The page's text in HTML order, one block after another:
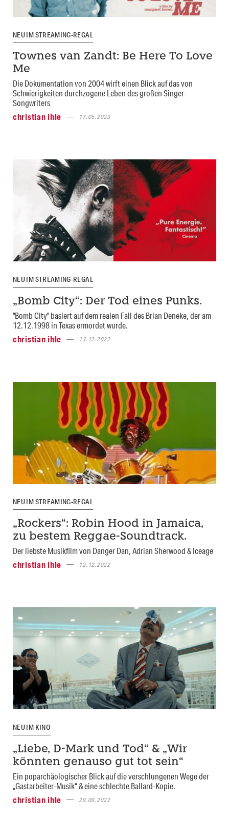
NEU IM STREAMING-REGAL
Townes van Zandt: Be Here To Love
Me
Die Dokumentation von 2004 wirft einen Blick auf das von
Schwierigkeiten durchzogene Leben des großen Singer-
Songwriters
christian ihle
17.05.2023
NEU IM STREAMING-REGAL
„Bomb City“: Der Tod eines Punks.
"Bomb City" basiert auf dem realen Fall des Brian Deneke, der am
12.12.1998 in Texas ermordet wurde.
christian ihle
13.12.2022
NEU IM STREAMING-REGAL
„Rockers“: Robin Hood in Jamaica,
zu bestem Reggae-Soundtrack.
Der liebste Musikfilm von Danger Dan, Adrian Sherwood & Iceage
christian ihle
12.12.2022
NEU IM KINO
„Liebe, D-Mark und Tod“ & „Wir
könnten genauso gut tot sein“
Ein poparchäologischer Blick auf die verschlungenen Wege der
„Gastarbeiter-Musik“ & eine schlechte Ballard-Kopie.
christian ihle
29.09.2022